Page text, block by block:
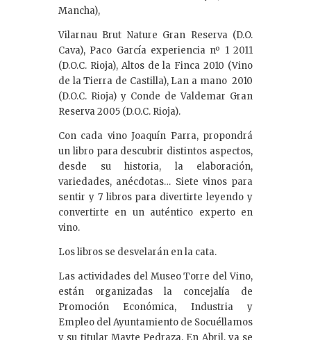
Mancha),
Vilarnau Brut Nature Gran Reserva (D.O.
Cava), Paco García experiencia nº 1 2011
(D.O.C. Rioja), Altos de la Finca 2010 (Vino
de la Tierra de Castilla), Lan a mano 2010
(D.O.C. Rioja) y Conde de Valdemar Gran
Reserva 2005 (D.O.C. Rioja).
Con cada vino Joaquín Parra, propondrá
un libro para descubrir distintos aspectos,
desde su historia, la elaboración,
variedades, anécdotas… Siete vinos para
sentir y 7 libros para divertirte leyendo y
convertirte en un auténtico experto en
vino.
Los libros se desvelarán en la cata.
Las actividades del Museo Torre del Vino,
están organizadas la concejalía de
Promoción Económica, Industria y
Empleo del Ayuntamiento de Socuéllamos